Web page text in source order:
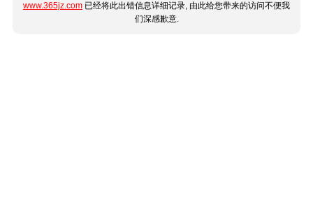
www.365jz.com 已经将此出错信息详细记录, 由此给您带来的访问不便我
们深感歉意.